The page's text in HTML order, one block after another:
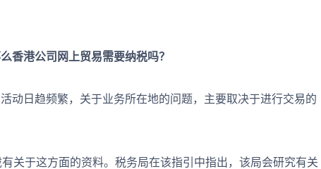
香港公司网上贸易需要纳税吗？
日趋频繁，关于业务所在地的问题，主要取决于进行交易的
于这方面的资料。税务局在该指引中指出，该局会研究有关